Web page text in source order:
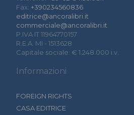
Fax: +390234560836
editrice@ancoralibri.it
commerciale@ancoralibri.it
P.IVA IT 11964770157
R.E.A. MI - 1513628
Capitale sociale: € 1.248.000 i.v.
Informazioni
FOREIGN RIGHTS
CASA EDITRICE